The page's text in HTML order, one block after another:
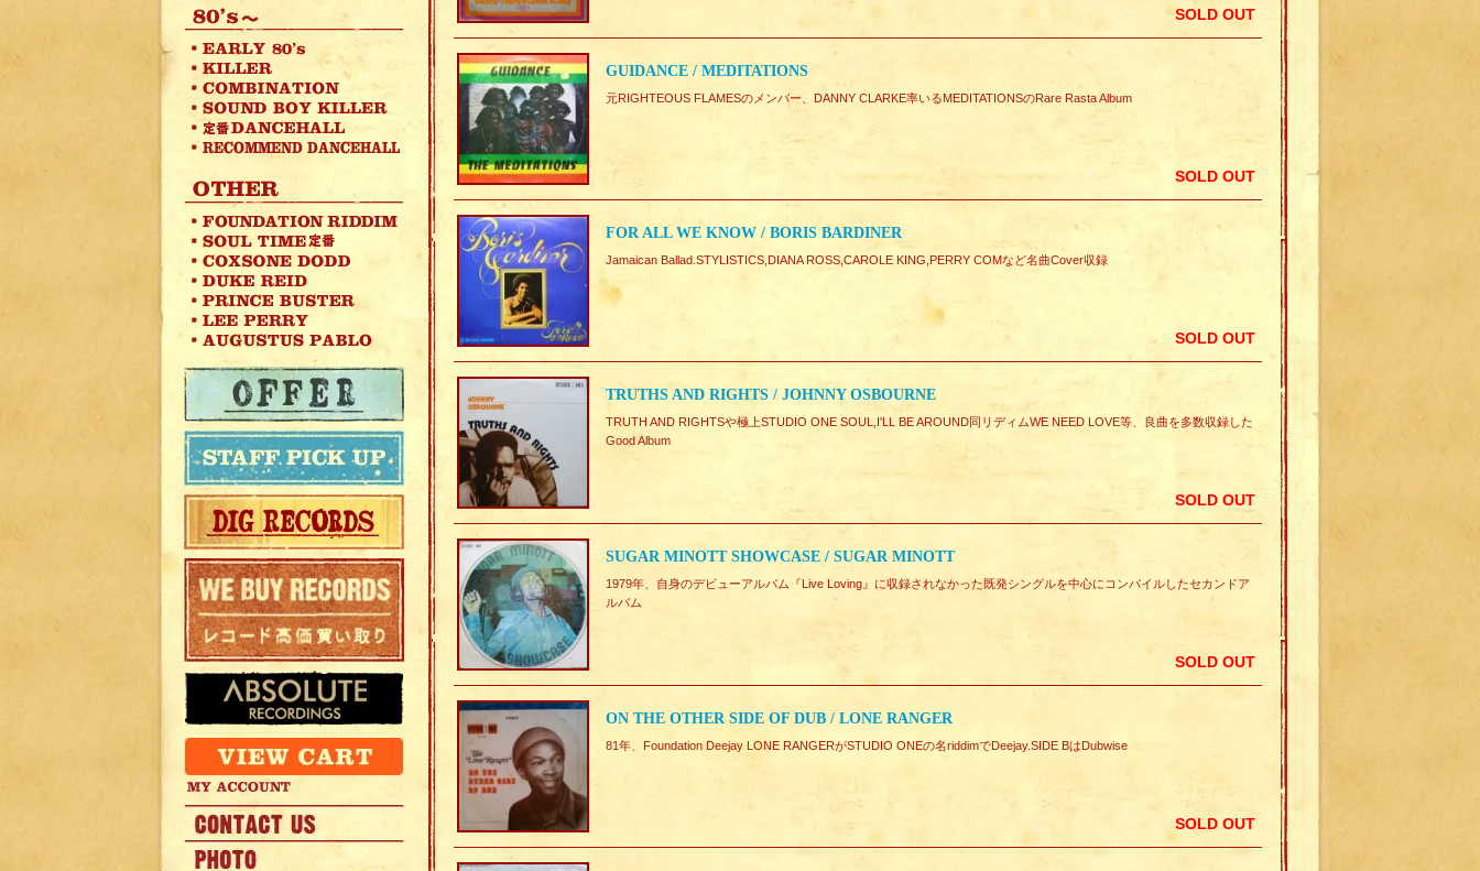
SOLD OUT
GUIDANCE / MEDITATIONS
元RIGHTEOUS FLAMESのメンバー、DANNY CLARKE率いるMEDITATIONSのRare Rasta Album
SOLD OUT
FOR ALL WE KNOW / BORIS BARDINER
Jamaican Ballad.STYLISTICS,DIANA ROSS,CAROLE KING,PERRY COMなど名曲Cover収録
SOLD OUT
TRUTHS AND RIGHTS / JOHNNY OSBOURNE
TRUTH AND RIGHTSや極上STUDIO ONE SOUL,I'LL BE AROUND同リディムWE NEED LOVE等、良曲を多数収録した
Good Album
SOLD OUT
SUGAR MINOTT SHOWCASE / SUGAR MINOTT
1979年、自身のデビューアルバム『Live Loving』に収録されなかった既発シングルを中心にコンパイルしたセカンドア
ルバム
SOLD OUT
ON THE OTHER SIDE OF DUB / LONE RANGER
81年、Foundation Deejay LONE RANGERがSTUDIO ONEの名riddimでDeejay.SIDE BはDubwise
SOLD OUT